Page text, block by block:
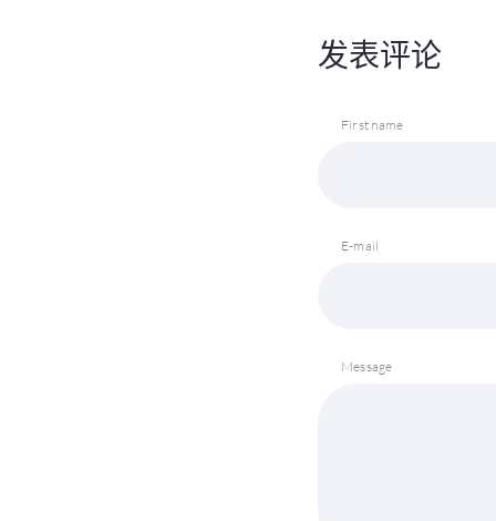
发表评论
First name
E-mail
Message